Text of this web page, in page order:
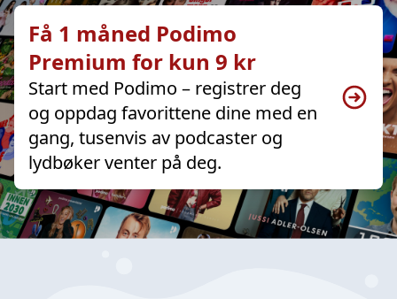
Få 1 måned Podimo
Premium for kun 9 kr
Start med Podimo – registrer deg
og oppdag favorittene dine med en
gang, tusenvis av podcaster og
lydbøker venter på deg.